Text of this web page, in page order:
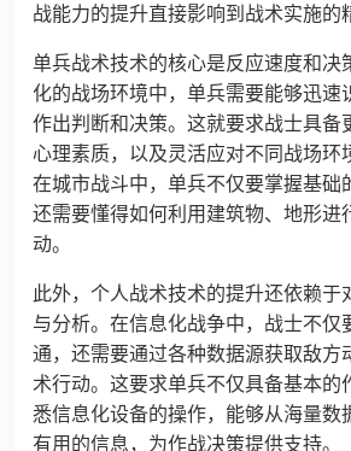
战能力的提升直接影响到战术实施的
单兵战术技术的核心是反应速度和决
化的战场环境中，单兵需要能够迅速
作出判断和决策。这就要求战士具备
心理素质，以及灵活应对不同战场环
在城市战斗中，单兵不仅要掌握基础
还需要懂得如何利用建筑物、地形进
动。
此外，个人战术技术的提升还依赖于
与分析。在信息化战争中，战士不仅
通，还需要通过各种数据源获取敌方
术行动。这要求单兵不仅具备基本的
悉信息化设备的操作，能够从海量数